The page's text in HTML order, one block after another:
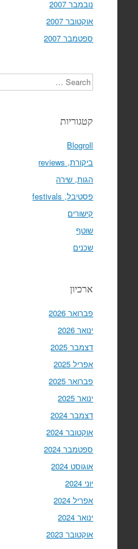
נובמבר 2007
אוקטובר 2007
ספטמבר 2007
Search
קטגוריות
Blogroll
ביקורת, reviews
הגות, שירה
פסטיבל, festivals
קישורים
שוטף
שכנים
ארכיון
פברואר 2026
ינואר 2026
דצמבר 2025
אפריל 2025
פברואר 2025
ינואר 2025
דצמבר 2024
אוקטובר 2024
ספטמבר 2024
אוגוסט 2024
יוני 2024
אפריל 2024
ינואר 2024
אוקטובר 2023